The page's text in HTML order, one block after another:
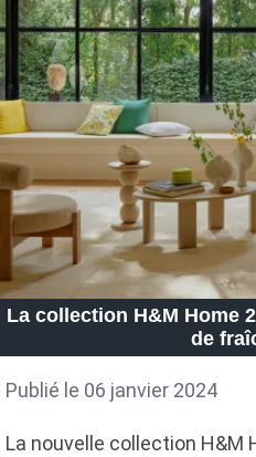
La collection H&M Home
de
Publié le 06 janvier 2024
La nouvelle collection H&M